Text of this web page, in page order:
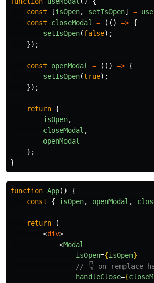
const
[isOpen, setIsOpen] =
const
closeModal = (() => {
setIsOpen(false);
});
const openModal = (() => {
setIsOpen(true);
});
return {
isOpen,
closeModal ,
openModal
};
}
function App()
{
const
{ isOpen, openModal ,
return
(
<div>
<Modal
isOpen={isOpen}
// 👇 on remplace
handleClose={